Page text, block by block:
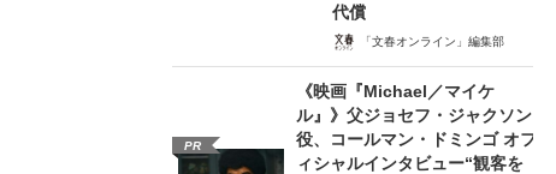
代償
「文春オンライン」編集部
PR
《映画『Michael／マイケ
ル』》父ジョセフ・ジャクソン
役、コールマン・ドミンゴ オフ
ィシャルインタビュー“観客を